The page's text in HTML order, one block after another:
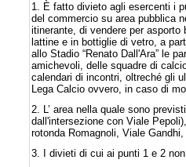
1. È fatto divieto agli esercenti i
del commercio su area pubblica
itinerante, di vendere per
lattine e in bottiglie di vetro, a
allo Stadio “Renato Dall'Ara” le
amichevoli, delle squadre di
calendari di incontri, oltreché gli
Lega Calcio ovvero, in caso di
2. L’ area nella quale sono
dall'intersezione con Viale
rotonda Romagnoli, Viale
3. I divieti di cui ai punti 1 e 2